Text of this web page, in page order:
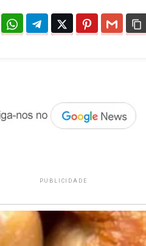
PUBLICIDADE